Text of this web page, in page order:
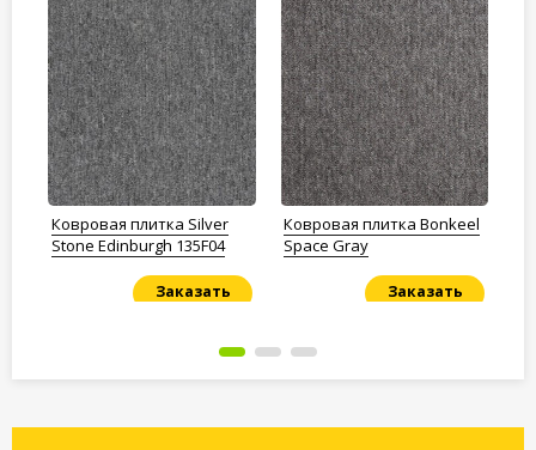
Ковровая плитка Silver
Stone Edinburgh 135F04
Заказать
Ковровая плитка Bonkeel
Space Gray
Заказать